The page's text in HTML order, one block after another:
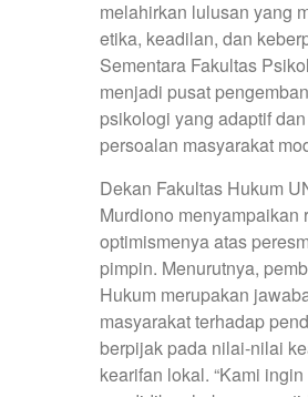
melahirkan lulusan yang
etika, keadilan, dan
Sementara Fakultas
menjadi pusat
psikologi yang adaptif
persoalan masyarakat
Dekan Fakultas Hukum
Murdiono menyampaikan
optimismenya atas
pimpin. Menurutnya,
Hukum merupakan
masyarakat terhadap
berpijak pada nilai-nilai
kearifan lokal. “Kami